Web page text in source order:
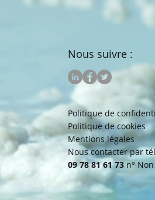
Nous suivre :
Politique de
Politique de cookies
Mentions légales
Nous contacter par
09 78 81 61 73 n°